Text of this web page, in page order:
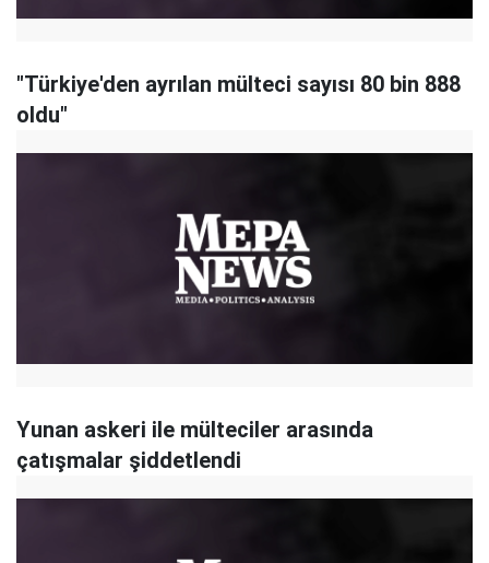
"Türkiye'den ayrılan mülteci sayısı 80 bin 888
oldu"
Yunan askeri ile mülteciler arasında
çatışmalar şiddetlendi